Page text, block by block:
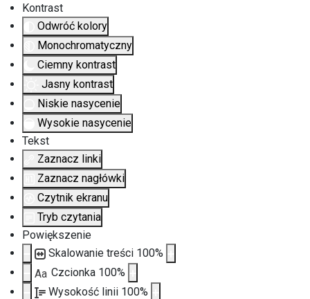
Kontrast
Odwróć kolory
Monochromatyczny
Ciemny kontrast
Jasny kontrast
Niskie nasycenie
Wysokie nasycenie
Tekst
Zaznacz linki
Zaznacz nagłówki
Czytnik ekranu
Tryb czytania
Powiększenie
Skalowanie treści 100%
Aa Czcionka 100%
Wysokość linii 100%